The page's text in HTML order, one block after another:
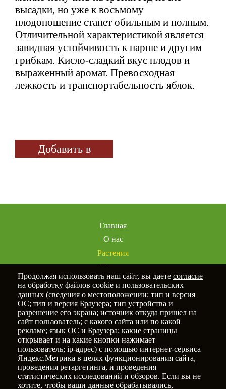
высадки, но уже к восьмому
плодоношение станет обильным и полным.
Отличительной характеристикой является
завидная устойчивость к парше и другим
грибкам. Кисло-сладкий вкус плодов и
выраженный аромат. Превосходная
лежкость и транспортабельность яблок.
Добавить в
Главная
О нас
Растения
Товары
Услуги
Портфолио
Статьи
Контакты
Политика конфиденциальности
© 2025Новый Сад
Продолжая использовать наш сайт, вы даете согласие
на обработку файлов cookie и пользовательских
данных (сведения о местоположении; тип и версия
ОС; тип и версия Браузера; тип устройства и
разрешение его экрана; источник откуда пришел на
сайт пользователь; с какого сайта или по какой
рекламе; язык ОС и Браузера; какие страницы
открывает и на какие кнопки нажимает
пользователь; ip-адрес) с помощью интернет-сервиса
Яндекс.Метрика в целях функционирования сайта,
проведения ретаргетинга, и проведения
статистических исследований и обзоров. Если вы не
хотите, чтобы ваши данные обрабатывались,